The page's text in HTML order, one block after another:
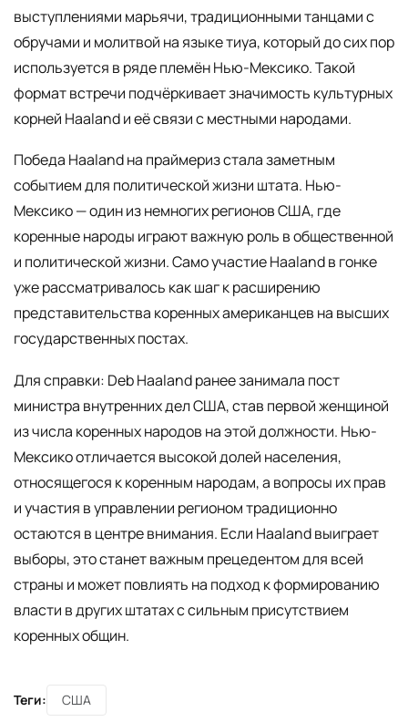
выступлениями марьячи, традиционными танцами с
обручами и молитвой на языке тиуа, который до сих пор
используется в ряде племён Нью-Мексико. Такой
формат встречи подчёркивает значимость культурных
корней Haaland и её связи с местными народами.
Победа Haaland на праймериз стала заметным
событием для политической жизни штата. Нью-
Мексико — один из немногих регионов США, где
коренные народы играют важную роль в общественной
и политической жизни. Само участие Haaland в гонке
уже рассматривалось как шаг к расширению
представительства коренных американцев на высших
государственных постах.
Для справки: Deb Haaland ранее занимала пост
министра внутренних дел США, став первой женщиной
из числа коренных народов на этой должности. Нью-
Мексико отличается высокой долей населения,
относящегося к коренным народам, а вопросы их прав
и участия в управлении регионом традиционно
остаются в центре внимания. Если Haaland выиграет
выборы, это станет важным прецедентом для всей
страны и может повлиять на подход к формированию
власти в других штатах с сильным присутствием
коренных общин.
Теги: США